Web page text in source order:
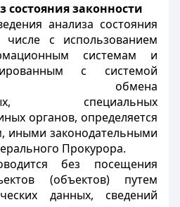
состояния законности
анализа состояния
с использованием
системам и
с системой
обмена
специальных
органов, определяется
иными законодательными
Прокурора.
без посещения
(объектов) путем
данных, сведений